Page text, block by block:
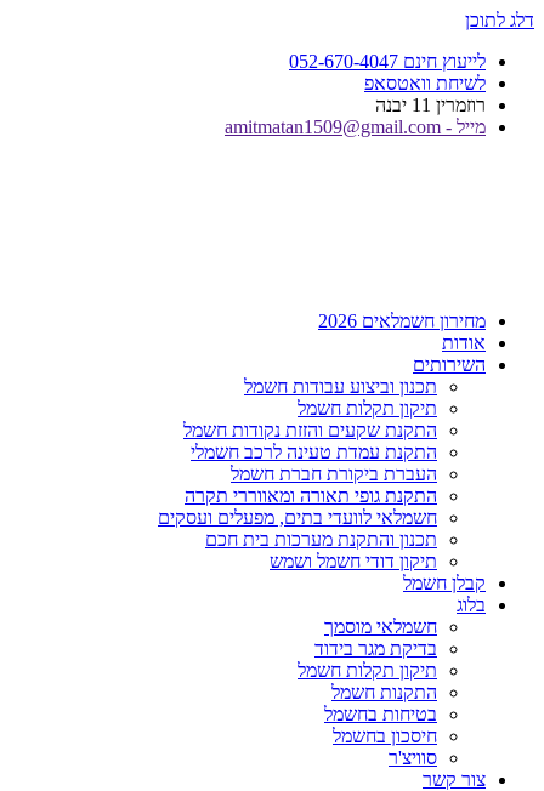
דלג לתוכן
לייעוץ חינם 052-670-4047
לשיחת וואטסאפ
רוזמרין 11 יבנה
מייל - amitmatan1509@gmail.com
מחירון חשמלאים 2026
אודות
השירותים
תכנון וביצוע עבודות חשמל
תיקון תקלות חשמל
התקנת שקעים והזזת נקודות חשמל
התקנת עמדת טעינה לרכב חשמלי
העברת ביקורת חברת חשמל
התקנת גופי תאורה ומאווררי תקרה
חשמלאי לוועדי בתים, מפעלים ועסקים
תכנון והתקנת מערכות בית חכם
תיקון דודי חשמל ושמש
קבלן חשמל
בלוג
חשמלאי מוסמך
בדיקת מגר בידוד
תיקון תקלות חשמל
התקנות חשמל
בטיחות בחשמל
חיסכון בחשמל
סוויצ'ר
צור קשר